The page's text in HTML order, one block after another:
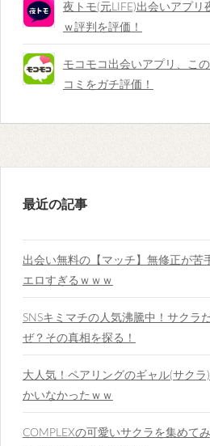
夜トモ(元LIFE)出会いアプリ
ｗ評判を評価！
モコモコ出会いアプリ、こ
コミをガチ評価！
最近の記事
出会い無料の【マッチ】無修正が苦
エロすぎるｗｗｗ
SNSキミマチの人気沸騰中！サクラ
ぜ？その真相を探る！
大人気！ペアリングのギャル(サク
かいなかったｗｗ
COMPLEXの可愛いサクラを集めて